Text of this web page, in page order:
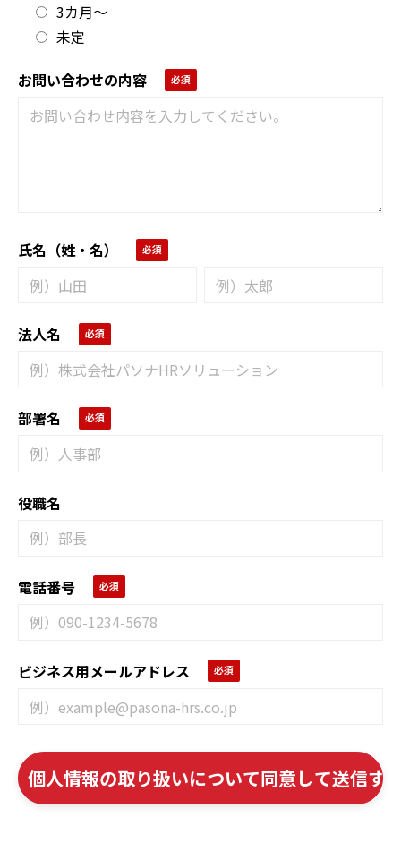
3カ月～
未定
お問い合わせの内容
氏名（姓・名）
法人名
部署名
役職名
電話番号
ビジネス用メールアドレス